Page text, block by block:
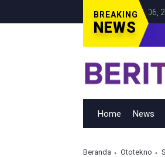
BREAKING
NEWS
JANUARY 06, 2026
Home News
Beranda Ototekno